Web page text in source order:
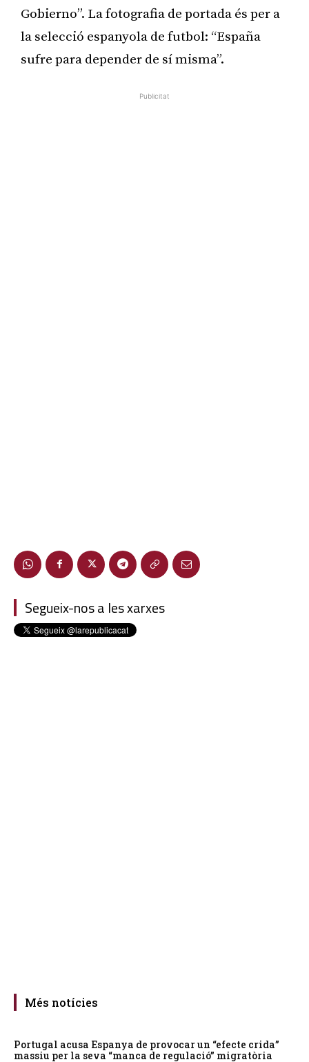
Gobierno”. La fotografia de portada és per a
la selecció espanyola de futbol: “España
sufre para depender de sí misma”.
Publicitat
Segueix-nos a les xarxes
Més notícies
Portugal acusa Espanya de provocar un “efecte crida”
massiu per la seva “manca de regulació” migratòria